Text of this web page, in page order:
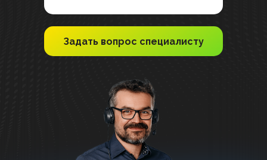
Задать вопрос специалисту